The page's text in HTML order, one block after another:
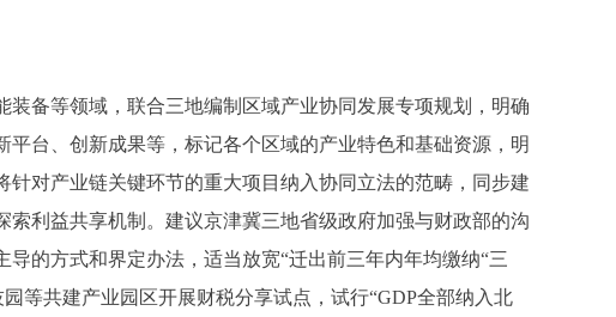
备等领域，联合三地编制区域产业协同发展专项规划，明确
台、创新成果等，标记各个区域的产业特色和基础资源，明
对产业链关键环节的重大项目纳入协同立法的范畴，同步建
利益共享机制。建议京津冀三地省级政府加强与财政部的沟
的方式和界定办法，适当放宽“迁出前三年内年均缴纳“三
等共建产业园区开展财税分享试点，试行“GDP全部纳入北